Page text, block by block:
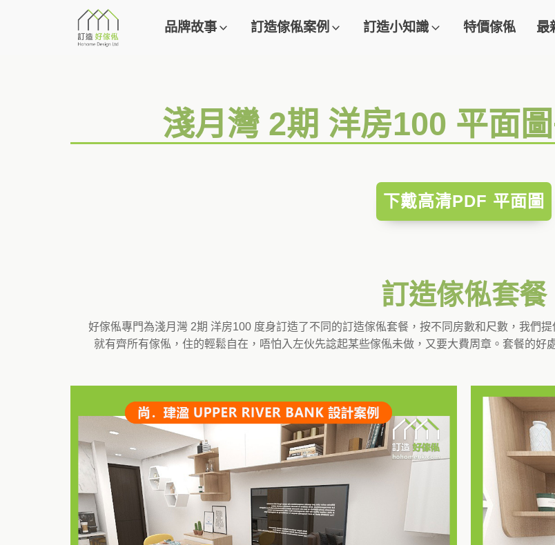
品牌故事 訂造傢俬案例 訂造小知識 特價傢俬 最
淺月灣 2期 洋房100 平面
下戴高清PDF 平面圖
訂造傢俬套餐
好傢俬專門為淺月灣 2期 洋房100 度身訂造了不同的訂造傢俬套餐，按不同房數和尺數，我們
就有齊所有傢俬，住的輕鬆自在，唔怕入左伙先諗起某些傢俬未做，又要大費周章。套餐的好